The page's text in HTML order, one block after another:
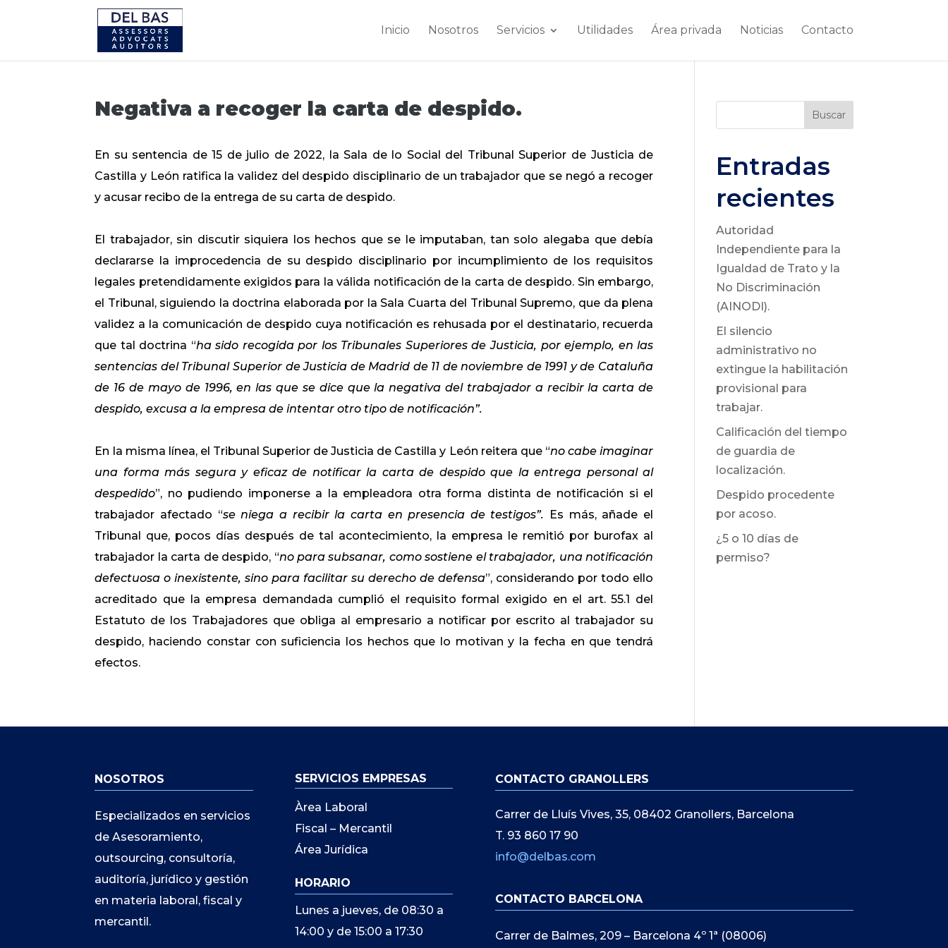
Inicio Nosotros Servicios Utilidades Área privada Noticias Contacto
Negativa a recoger la carta de despido.
En su sentencia de 15 de julio de 2022, la Sala de lo Social del Tribunal Superior de Justicia de
Castilla y León ratifica la validez del despido disciplinario de un trabajador que se negó a recoger
y acusar recibo de la entrega de su carta de despido.
El trabajador, sin discutir siquiera los hechos que se le imputaban, tan solo alegaba que debía
declararse la improcedencia de su despido disciplinario por incumplimiento de los requisitos
legales pretendidamente exigidos para la válida notificación de la carta de despido. Sin embargo,
el Tribunal, siguiendo la doctrina elaborada por la Sala Cuarta del Tribunal Supremo, que da plena
validez a la comunicación de despido cuya notificación es rehusada por el destinatario, recuerda
que tal doctrina “ha sido recogida por los Tribunales Superiores de Justicia, por ejemplo, en las
sentencias del Tribunal Superior de Justicia de Madrid de 11 de noviembre de 1991 y de Cataluña
de 16 de mayo de 1996, en las que se dice que la negativa del trabajador a recibir la carta de
despido, excusa a la empresa de intentar otro tipo de notificación”.
En la misma línea, el Tribunal Superior de Justicia de Castilla y León reitera que “no cabe imaginar
una forma más segura y eficaz de notificar la carta de despido que la entrega personal al
despedido”, no pudiendo imponerse a la empleadora otra forma distinta de notificación si el
trabajador afectado “se niega a recibir la carta en presencia de testigos”. Es más, añade el
Tribunal que, pocos días después de tal acontecimiento, la empresa le remitió por burofax al
trabajador la carta de despido, “no para subsanar, como sostiene el trabajador, una notificación
defectuosa o inexistente, sino para facilitar su derecho de defensa”, considerando por todo ello
acreditado que la empresa demandada cumplió el requisito formal exigido en el art. 55.1 del
Estatuto de los Trabajadores que obliga al empresario a notificar por escrito al trabajador su
despido, haciendo constar con suficiencia los hechos que lo motivan y la fecha en que tendrá
efectos.
Buscar
Entradas
recientes
Autoridad
Independiente para la
Igualdad de Trato y la
No Discriminación
(AINODI).
El silencio
administrativo no
extingue la habilitación
provisional para
trabajar.
Calificación del tiempo
de guardia de
localización.
Despido procedente
por acoso.
¿5 o 10 días de
permiso?
NOSOTROS
Especializados en servicios
de Asesoramiento,
outsourcing, consultoría,
auditoría, jurídico y gestión
en materia laboral, fiscal y
mercantil.
SERVICIOS EMPRESAS
Àrea Laboral
Fiscal – Mercantil
Área Jurídica
HORARIO
Lunes a jueves, de 08:30 a
14:00 y de 15:00 a 17:30
CONTACTO GRANOLLERS
Carrer de Lluís Vives, 35, 08402 Granollers, Barcelona
T. 93 860 17 90
info@delbas.com
CONTACTO BARCELONA
Carrer de Balmes, 209 – Barcelona 4º 1ª (08006)